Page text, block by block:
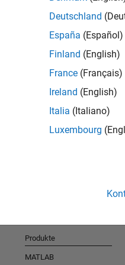
Deutschland
España (Español)
Finland (English)
France (Français)
Ireland (English)
Italia (Italiano)
Luxembourg
Produkte
MATLAB